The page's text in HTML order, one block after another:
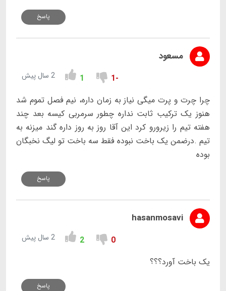
پاسخ
مسعود
-1
1 2 سال پیش
چرا چرت و پرت میگی نیاز به زمان داره، نیم فصل تموم شد
هنوز یک ترکیب ثابت نداره چطور سرمربی کیسه بعد چند
هفته تیم را زیرورو کرد این آقا روز به روز داره گند میزنه به
تیم .درضمن یک باخت نبوده فقط سه باخت تو لیگ نخبگان
بوده
پاسخ
hasanmosavi
0
2 2 سال پیش
یک باخت آورد؟؟؟
پاسخ